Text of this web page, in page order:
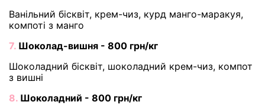
Ванільний бісквіт, крем-чиз, курд манго-маракуя,
компоті з манго
7. Шоколад-вишня - 800 грн/кг
Шоколадний бісквіт, шоколадний крем-чиз, компот
з вишні
8. Шоколадний - 800 грн/кг